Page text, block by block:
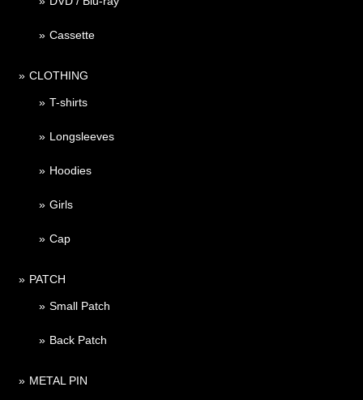
Cassette
CLOTHING
T-shirts
Longsleeves
Hoodies
Girls
Cap
PATCH
Small Patch
Back Patch
METAL PIN